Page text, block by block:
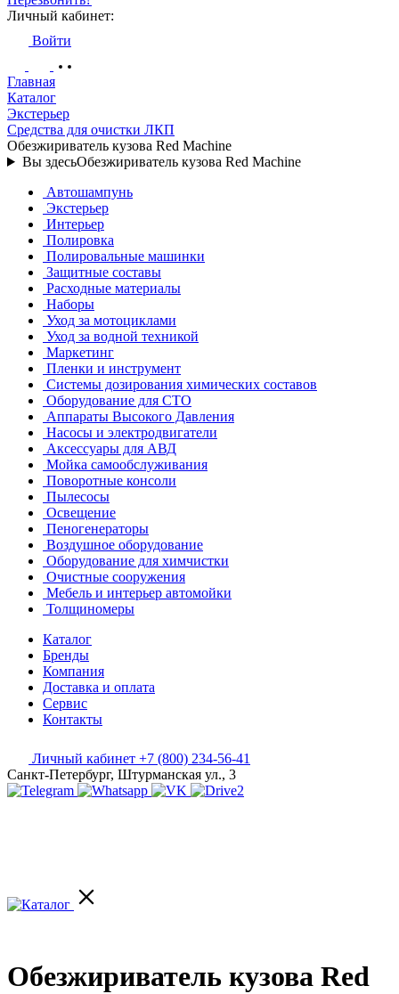
Личный кабинет:
Войти
Главная
Каталог
Экстерьер
Средства для очистки ЛКП
Обезжириватель кузова Red Machine
Вы здесьОбезжириватель кузова Red Machine
Автошампунь
Экстерьер
Интерьер
Полировка
Полировальные машинки
Защитные составы
Расходные материалы
Наборы
Уход за мотоциклами
Уход за водной техникой
Маркетинг
Пленки и инструмент
Системы дозирования химических составов
Оборудование для СТО
Аппараты Высокого Давления
Насосы и электродвигатели
Аксессуары для АВД
Мойка самообслуживания
Поворотные консоли
Пылесосы
Освещение
Пеногенераторы
Воздушное оборудование
Оборудование для химчистки
Очистные сооружения
Мебель и интерьер автомойки
Толщиномеры
Каталог
Бренды
Компания
Доставка и оплата
Сервис
Контакты
Личный кабинет +7 (800) 234-56-41
Санкт-Петербург, Штурманская ул., 3
Обезжириватель кузова Red